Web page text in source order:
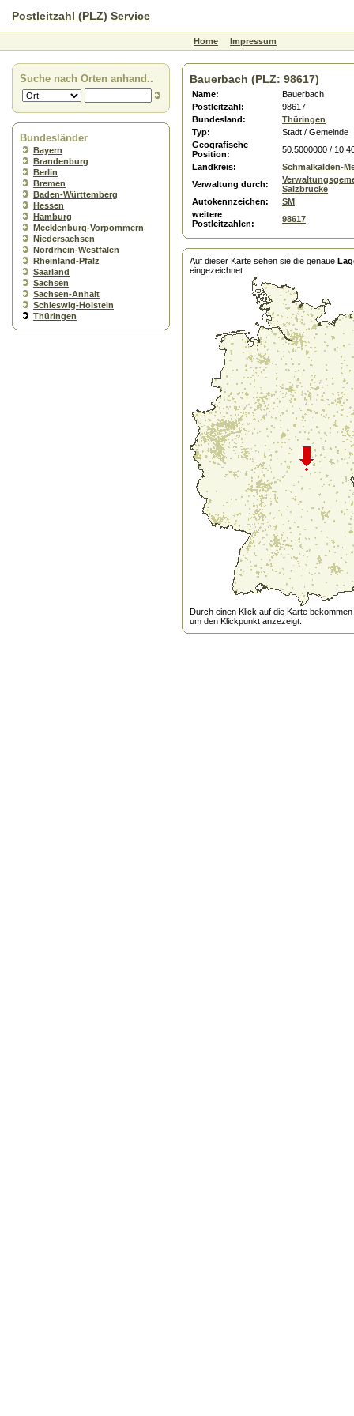
Postleitzahl (PLZ) Service
Home Impressum
Suche nach Orten anhand..
Bundesländer
Bayern
Brandenburg
Berlin
Bremen
Baden-Württemberg
Hessen
Hamburg
Mecklenburg-Vorpommern
Niedersachsen
Nordrhein-Westfalen
Rheinland-Pfalz
Saarland
Sachsen
Sachsen-Anhalt
Schleswig-Holstein
Thüringen
Bauerbach (PLZ: 98617)
Name:
Bauerbach
Postleitzahl:
98617
Bundesland:
Thüringen
Typ:
Stadt / Gemeinde
Geografische
Position:
50.5000000 /
Landkreis:
Schmalkalden-
Verwaltung durch:
Salzbrücke
Autokennzeichen:
SM
weitere
Postleitzahlen:
98617
Auf dieser Karte sehen sie die genaue
eingezeichnet.
Durch einen Klick auf die Karte
um den Klickpunkt anzezeigt.